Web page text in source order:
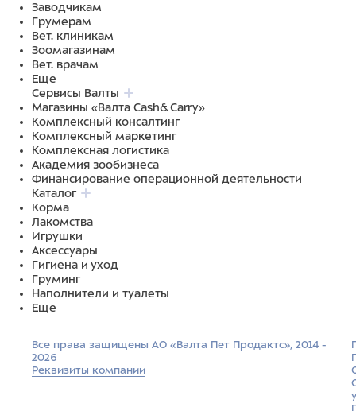
Заводчикам
Грумерам
Вет. клиникам
Зоомагазинам
Вет. врачам
Еще
Сервисы Валты
Магазины «Валта Cash&Carry»
Комплексный консалтинг
Комплексный маркетинг
Комплексная логистика
Академия зообизнеса
Финансирование операционной деятельности
Каталог
Корма
Лакомства
Игрушки
Аксессуары
Гигиена и уход
Груминг
Наполнители и туалеты
Еще
Все права защищены АО «Валта Пет Продактс», 2014 -
2026
Реквизиты компании